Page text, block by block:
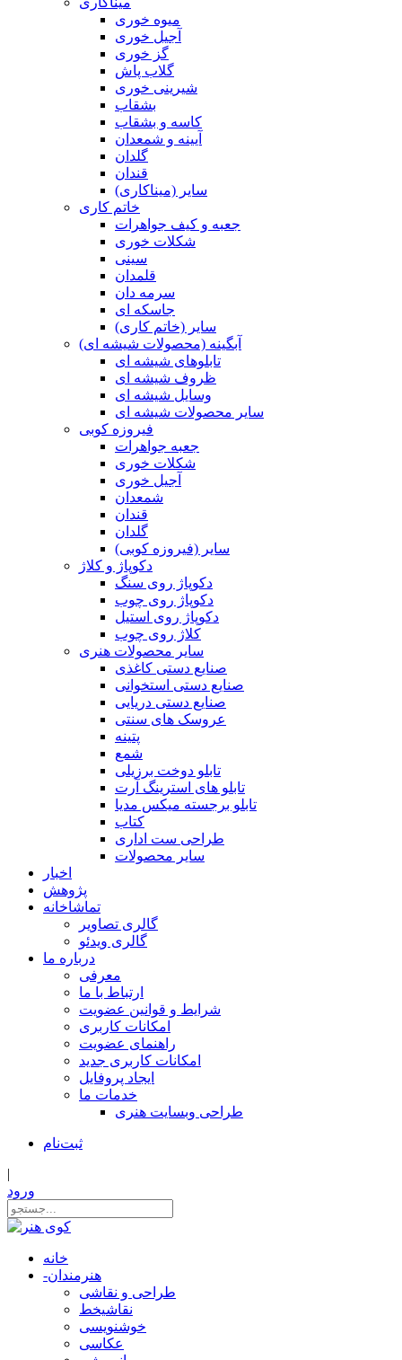
میوه خوری
آجیل خوری
گز خوری
گلاب پاش
شیرینی خوری
بشقاب
کاسه و بشقاب
آیینه و شمعدان
گلدان
قندان
سایر (میناکاری)
خاتم کاری
جعبه و کیف جواهرات
شکلات خوری
سینی
قلمدان
سرمه دان
جاسکه ای
سایر (خاتم کاری)
آبگینه (محصولات شیشه ای)
تابلوهای شیشه ای
ظروف شیشه ای
وسایل شیشه ای
سایر محصولات شیشه ای
فیروزه کوبی
جعبه جواهرات
شکلات خوری
آجیل خوری
شمعدان
قندان
گلدان
سایر (فیروزه کوبی)
دکوپاژ و کلاژ
دکوپاژ روی سنگ
دکوپاژ روی چوب
دکوپاژ روی استیل
کلاژ روی چوب
سایر محصولات هنری
صنایع دستی کاغذی
صنایع دستی استخوانی
صنایع دستی دریایی
عروسک های سنتی
پتینه
شمع
تابلو دوخت برزیلی
تابلو های استرینگ آرت
تابلو برجسته میکس مدیا
کتاب
طراحی ست اداری
سایر محصولات
اخبار
پژوهش
تماشاخانه
گالری تصاویر
گالری ویدئو
درباره ما
معرفی
ارتباط با ما
شرایط و قوانین عضویت
امکانات کاربری
راهنمای عضویت
امکانات کاربری جدید
ایجاد پروفایل
خدمات ما
طراحی وبسایت هنری
ثبت‌نام
|
ورود
خانه
-هنرمندان
طراحی و نقاشی
نقاشیخط
خوشنویسی
عکاسی